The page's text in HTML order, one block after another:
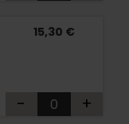
15,30 €
- +